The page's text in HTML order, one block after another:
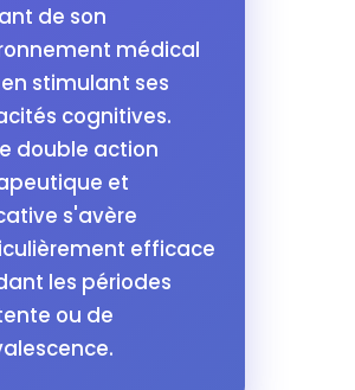
de son
médical
stimulant ses
cognitives.
double action
et
s'avère
efficace
les périodes
ou de